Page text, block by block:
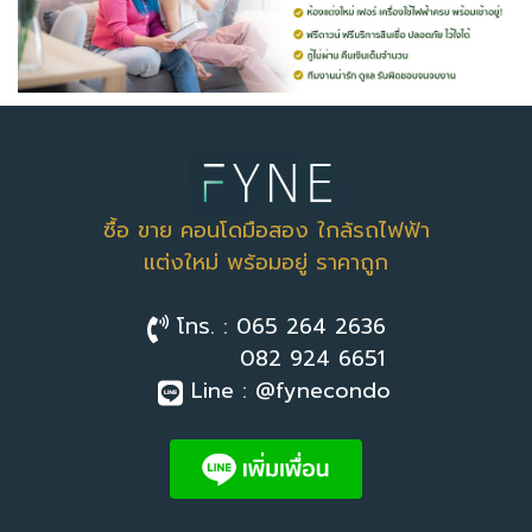
ซื้อ ขาย คอนโดมือสอง ใกล้รถไฟฟ้า
แต่งใหม่ พร้อมอยู่ ราคาถูก
โทร. : 065 264 2636
082 924 6651
Line : @fynecondo